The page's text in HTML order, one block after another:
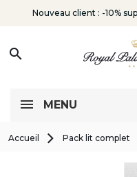
Nouveau client : -10%
search
MENU
Accueil Pack lit complet